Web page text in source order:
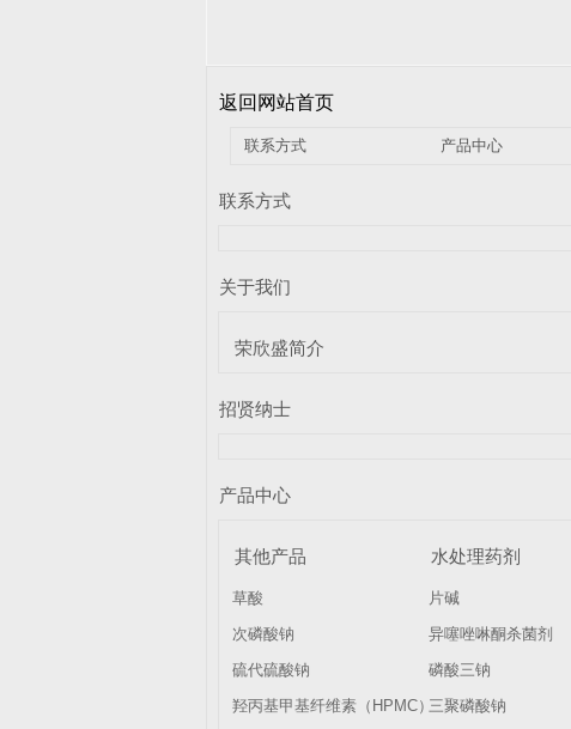
返回网站首页
联系方式 产品中心
联系方式
关于我们
荣欣盛简介
招贤纳士
产品中心
其他产品
草酸
次磷酸钠
硫代硫酸钠
羟丙基甲基纤维素（HPMC）
水处理药剂
片碱
异噻唑啉酮杀菌剂
磷酸三钠
三聚磷酸钠